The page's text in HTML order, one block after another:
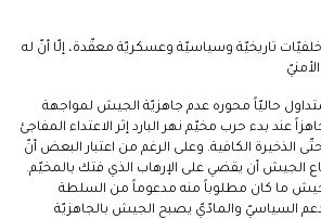
خلفيّات تاريخيّة وسياسيّة وعسكريّة معقّدة، إلّا أنّ له
حاليّاً محوره عدم جاهزيّة الجيش لمواجهة
عند بدء حرب مخيّم نهر البارد إثر الاعتداء المفاجئ
الذخيرة الكافية. وعلى الرغم من اعتبار البعض أنّ
الجيش أن يقضي على الإرهاب الذي فتك بالمخيّم.
ما كان مطلوباً منه مدعوماً من السلطة
السياسيّ والمادّيّ يصبح الجيش بالجاهزيّة